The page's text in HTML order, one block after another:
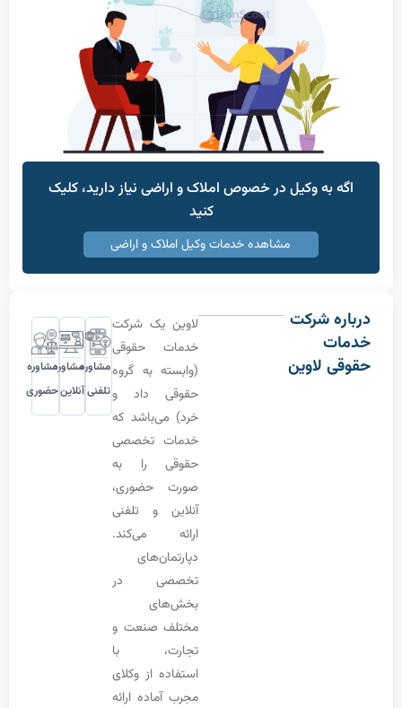
به وکیل در خصوص املاک و اراضی نیاز دارید، کلیک
مشاهده خدمات وکیل املاک و اراضی
شرکت
لاوین
لاوین یک شرکت
خدمات حقوقی
(وابسته به گروه
حقوقی داد و
خرد) می‌باشد که
خدمات تخصصی
حقوقی را به
صورت حضوری،
آنلاین و تلفنی
ارائه می‌کند.
تخصصی در
مختلف صنعت و
تجارت، با
استفاده از وکلای
مجرب آماده ارائه
مشاوره
تلفنی
مشاوره
آنلاین
مشاوره
حضوری